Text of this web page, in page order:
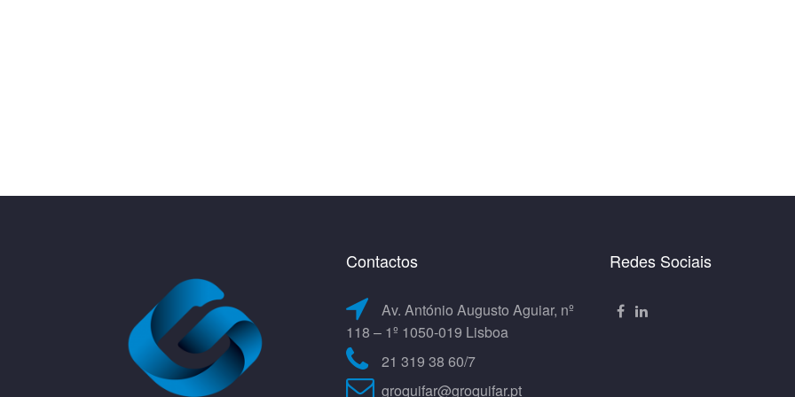
Contactos
Av. António Augusto Aguiar, nº
118 – 1º 1050-019 Lisboa
21 319 38 60/7
groquifar@groquifar.pt
Redes Sociais